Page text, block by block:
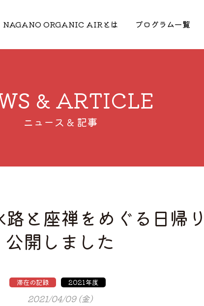
NAGANO ORGANIC AIRとは プログラム一覧
& ARTICLE
ニュース & 記事
と座禅をめぐる日帰
公開しました
滞在の記録 2021年度
2021/04/09 (金)